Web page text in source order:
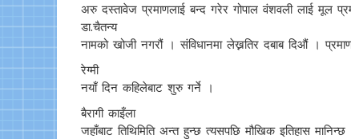
अरु दस्तावेज प्रमाणलाई बन्द गरेर गोपाल वंशवली लाई मूल
डा.चैतन्य
नामको खोजी नगरौं । संविधानमा लेख्नतिर दबाब दिऔं ।
रेग्मी
नयाँ दिन कहिलेबाट शुरु गर्ने ।
बैरागी काइँला
जहाँबाट तिथिमिति अन्त हुन्छ त्यसपछि मौखिक इतिहास मानिन्छ